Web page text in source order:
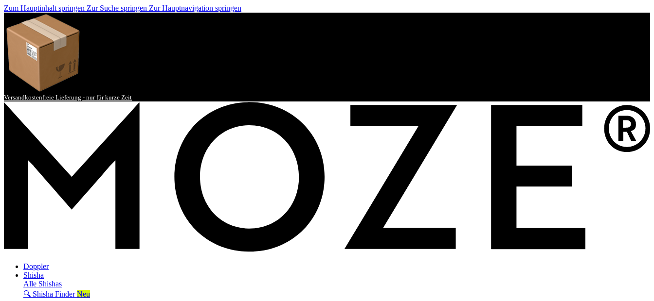
Zum Hauptinhalt springen Zur Suche springen Zur Hauptnavigation springen
Versandkostenfreie Lieferung - nur für kurze Zeit
Doppler
Shisha
Alle Shishas
🔍 Shisha Finder Neu